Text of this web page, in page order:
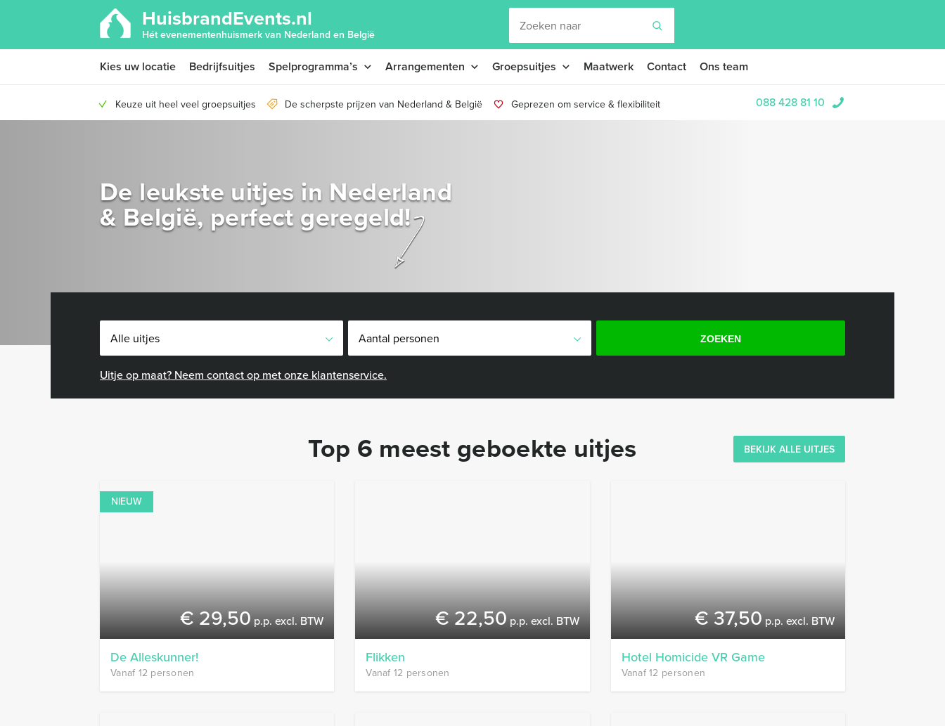
HuisbrandEvents.nl
Hét evenementenhuismerk van Nederland en België
Kies uw locatie Bedrijfsuitjes Spelprogramma’s Arrangementen Groepsuitjes Maatwerk Contact Ons team
Keuze uit heel veel groepsuitjes De scherpste prijzen van Nederland & België Geprezen om service & flexibiliteit 088 428 81 10
De leukste uitjes in Nederland
& België, perfect geregeld!
ZOEKEN
Uitje op maat? Neem contact op met onze klantenservice.
Top 6 meest geboekte uitjes BEKIJK ALLE UITJES
NIEUW
€ 29,50p.p. excl. BTW
De Alleskunner!
Vanaf 12 personen
€ 22,50p.p. excl. BTW
Flikken
Vanaf 12 personen
€ 37,50p.p. excl. BTW
Hotel Homicide VR Game
Vanaf 12 personen